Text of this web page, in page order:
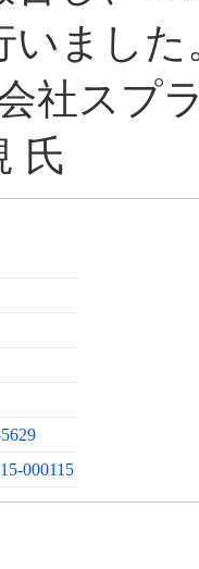
いました
社スプ
氏
000115